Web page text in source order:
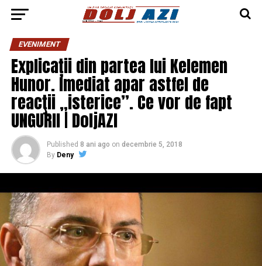
EVENIMENT
Explicații din partea lui Kelemen
Hunor. Imediat apar astfel de
reacţii „isterice”. Ce vor de fapt
UNGURII | DoljAZI
Published 8 ani ago on decembrie 5, 2018
By Deny